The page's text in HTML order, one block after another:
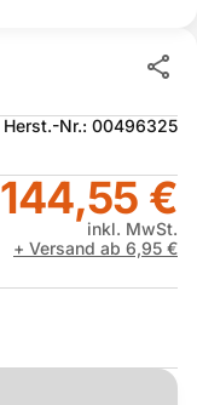
Herst.-Nr.: 00496325
144,55 €
inkl. MwSt.
+ Versand ab 6,95 €